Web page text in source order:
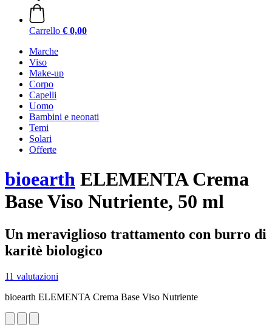
Carrello € 0,00
Marche
Viso
Make-up
Corpo
Capelli
Uomo
Bambini e neonati
Temi
Solari
Offerte
bioearth ELEMENTA Crema
Base Viso Nutriente, 50 ml
Un meraviglioso trattamento con burro di
karitè biologico
11 valutazioni
bioearth ELEMENTA Crema Base Viso Nutriente